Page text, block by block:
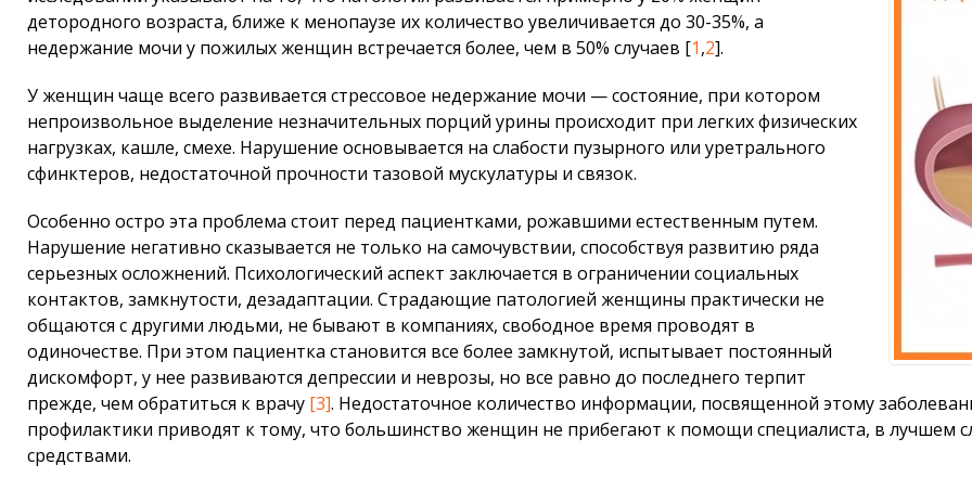
детородного возраста, ближе к менопаузе их количество увеличивается до 30-35%, а
недержание мочи у пожилых женщин встречается более, чем в 50% случаев [1,2].
У женщин чаще всего развивается стрессовое недержание мочи — состояние, при котором
непроизвольное выделение незначительных порций урины происходит при легких физических
нагрузках, кашле, смехе. Нарушение основывается на слабости пузырного или уретрального
сфинктеров, недостаточной прочности тазовой мускулатуры и связок.
Особенно остро эта проблема стоит перед пациентками, рожавшими естественным путем.
Нарушение негативно сказывается не только на самочувствии, способствуя развитию ряда
серьезных осложнений. Психологический аспект заключается в ограничении социальных
контактов, замкнутости, дезадаптации. Страдающие патологией женщины практически не
общаются с другими людьми, не бывают в компаниях, свободное время проводят в
одиночестве. При этом пациентка становится все более замкнутой, испытывает постоянный
дискомфорт, у нее развиваются депрессии и неврозы, но все равно до последнего терпит
прежде, чем обратиться к врачу [3]. Недостаточное количество информации, посвященной этому
профилактики приводят к тому, что большинство женщин не прибегают к помощи специалиста, в лучшем
средствами.